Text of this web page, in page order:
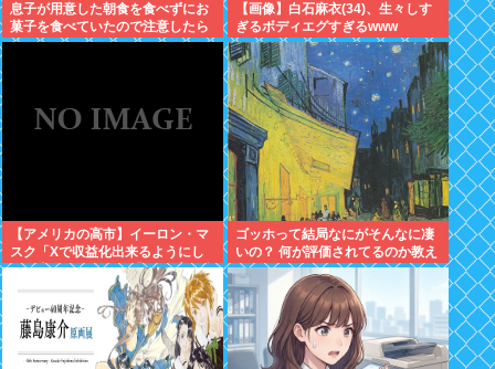
息子が用意した朝食を食べずにお
菓子を食べていたので注意したら
あろうことか...
【画像】白石麻衣(34)、生々しす
ぎるボディエグすぎるwww
【アメリカの高市】イーロン・マ
スク「Xで収益化出来るようにし
たら喜ぶだろなあ」「インプレゾ
ンビ大発生なんて想定外なんです
けど！
ゴッホって結局なにがそんなに凄
いの？ 何が評価されてるのか教え
て